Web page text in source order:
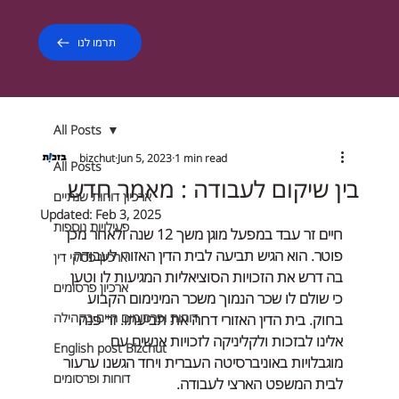
תרמו לנו
All Posts
ארכיון דוחות שנתיים
פעילויות נוספות
ארכיון פסקי דין
ארכיון פרסומים
דוחות ופרסומים חיים בקהילה
English post Bizchut
דוחות ופרסומים
All Posts
בין שיקום לעבודה : מאמר חדש
bizchutJun 5, 20231 min read
Updated: Feb 3, 2025
חיים זר עבד במפעל מוגן משך 12 שנה ולאחר מכן
פוטר. הוא הגיש תביעה לבית הדין האזורי לעבודה
בה דרש את הזכויות הסוציאליות המגיעות לו וטען
כי שולם לו שכר הנמוך משכר המינימום הקבוע
בחוק. בית הדין האזורי דחה את תביעתו. זר פנה
אלינו לבזכות ולקליניקה לזכויות אנשים עם
מוגבלויות באוניברסיטה העברית ויחד הגשנו ערעור
לבית המשפט הארצי לעבודה.